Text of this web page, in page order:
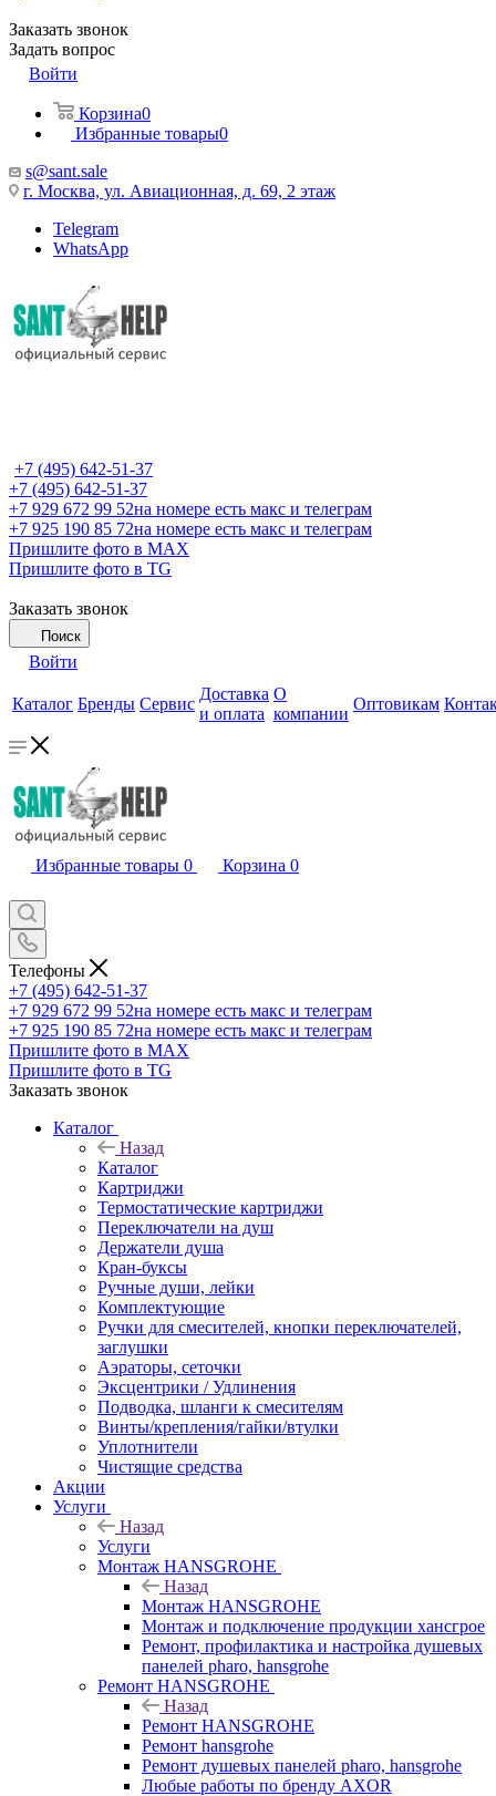
Заказать звонок
Задать вопрос
Войти
Корзина0
Избранные товары0
s@sant.sale
г. Москва, ул. Авиационная, д. 69, 2 этаж
Telegram
WhatsApp
+7 (495) 642-51-37
+7 (495) 642-51-37
+7 929 672 99 52на номере есть макс и телеграм
+7 925 190 85 72на номере есть макс и телеграм
Пришлите фото в MAX
Пришлите фото в TG
Заказать звонок
Поиск
Войти
Каталог Бренды Сервис
Доставка
и оплата
О
компании
Оптовикам
Избранные товары 0 Корзина 0
Телефоны
+7 (495) 642-51-37
+7 929 672 99 52на номере есть макс и телеграм
+7 925 190 85 72на номере есть макс и телеграм
Пришлите фото в MAX
Пришлите фото в TG
Заказать звонок
Каталог
Назад
Каталог
Картриджи
Термостатические картриджи
Переключатели на душ
Держатели душа
Кран-буксы
Ручные души, лейки
Комплектующие
Ручки для смесителей, кнопки переключателей,
заглушки
Аэраторы, сеточки
Эксцентрики / Удлинения
Подводка, шланги к смесителям
Винты/крепления/гайки/втулки
Уплотнители
Чистящие средства
Акции
Услуги
Назад
Услуги
Монтаж HANSGROHE
Назад
Монтаж HANSGROHE
Монтаж и подключение продукции хансгрое
Ремонт, профилактика и настройка душевых
панелей pharo, hansgrohe
Ремонт HANSGROHE
Назад
Ремонт HANSGROHE
Ремонт hansgrohe
Ремонт душевых панелей pharo, hansgrohe
Любые работы по бренду AXOR